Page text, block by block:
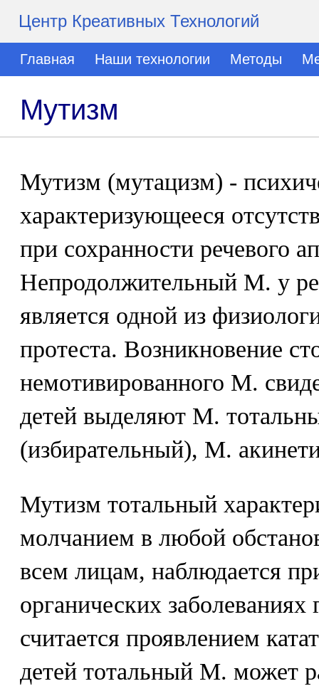
Центр Креативных Технологий
Главная Наши технологии Методы
Мутизм
Мутизм (мутацизм) -
характеризующееся
при сохранности речевого
Непродолжительный М. у
является одной из
протеста. Возникновение
немотивированного М.
детей выделяют М.
(избирательный), М.
Мутизм тотальный
молчанием в любой
всем лицам, наблюдается
органических заболеваниях
считается проявлением
детей тотальный М. может